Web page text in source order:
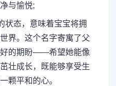
与愉悦;
状态，意味着宝宝将拥
界。这个名字寄寓了父
好的期盼——希望她能像
壮成长，既能够享受生
颗平和的心。